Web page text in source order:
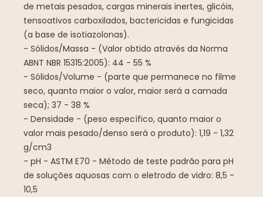
de metais pesados, cargas minerais inertes, glicóis,
tensoativos carboxilados, bactericidas e fungicidas
(a base de isotiazolonas).
- Sólidos/Massa - (Valor obtido através da Norma
ABNT NBR 15315:2005): 44 - 55 %
- Sólidos/Volume - (parte que permanece no filme
seco, quanto maior o valor, maior será a camada
seca); 37 - 38 %
- Densidade - (peso específico, quanto maior o
valor mais pesado/denso será o produto): 1,19 - 1,32
g/cm3
- pH - ASTM E70 - Método de teste padrão para pH
de soluções aquosas com o eletrodo de vidro: 8,5 -
10,5